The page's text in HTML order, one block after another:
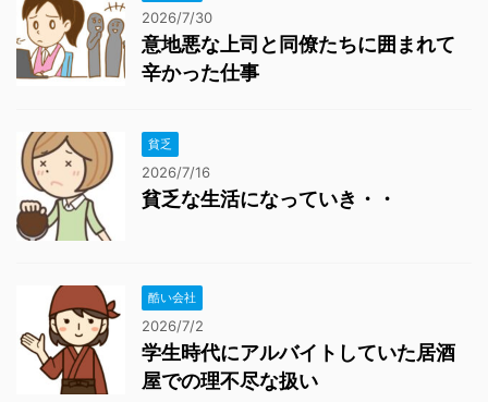
2026/7/30
意地悪な上司と同僚たちに囲まれて
辛かった仕事
貧乏
2026/7/16
貧乏な生活になっていき・・
酷い会社
2026/7/2
学生時代にアルバイトしていた居酒
屋での理不尽な扱い